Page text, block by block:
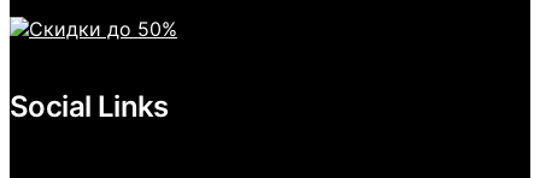
Social Links